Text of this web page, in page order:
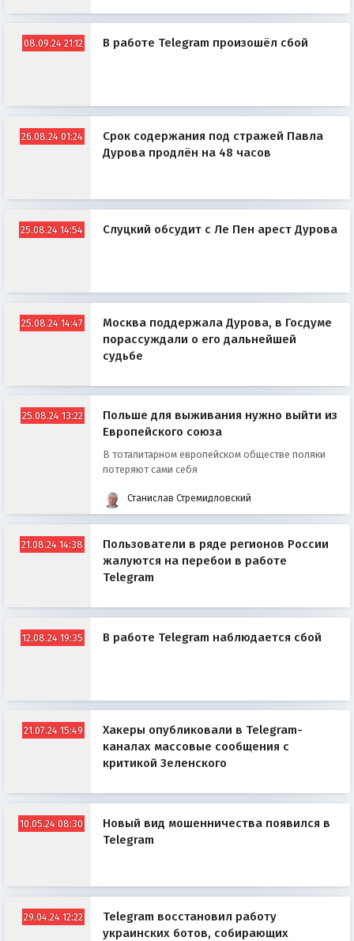
08.09.24 21:12 В работе Telegram произошёл сбой
26.08.24 01:24
Срок содержания под стражей Павла
Дурова продлён на 48 часов
25.08.24 14:54 Слуцкий обсудит с Ле Пен арест Дурова
25.08.24 14:47
Москва поддержала Дурова, в Госдуме
порассуждали о его дальнейшей
судьбе
25.08.24 13:22
Польше для выживания нужно выйти из
Европейского союза
В тоталитарном европейском обществе поляки
потеряют сами себя
Станислав Стремидловский
21.08.24 14:38
Пользователи в ряде регионов России
жалуются на перебои в работе
Telegram
12.08.24 19:35 В работе Telegram наблюдается сбой
21.07.24 15:49
Хакеры опубликовали в Telegram-
каналах массовые сообщения с
критикой Зеленского
10.05.24 08:30
Новый вид мошенничества появился в
Telegram
29.04.24 12:22
Telegram восстановил работу
украинских ботов, собирающих